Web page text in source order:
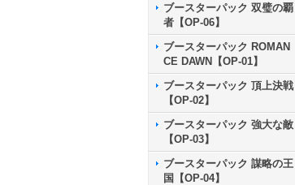
ブースターパック 双璧の覇
者【OP-06】
ブースターパック ROMAN
CE DAWN【OP-01】
ブースターパック 頂上決戦
【OP-02】
ブースターパック 強大な敵
【OP-03】
ブースターパック 謀略の王
国【OP-04】